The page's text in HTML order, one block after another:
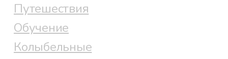
Путешествия
Обучение
Колыбельные